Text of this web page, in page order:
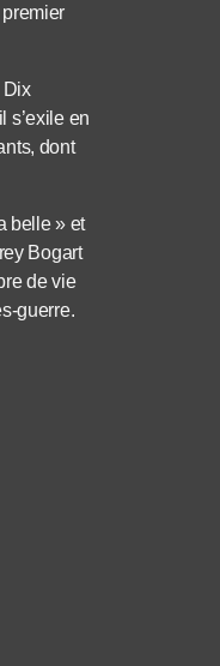
Dix
s’exile en
dont
belle » et
Bogart
de vie
guerre.